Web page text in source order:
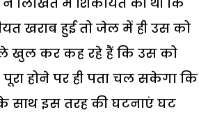
खराब हुई तो जेल में ही उस को
खुल कर कह रहे हैं कि उस को
होने पर ही पता चल सकेगा कि
साथ इस तरह की घटनाएं घट